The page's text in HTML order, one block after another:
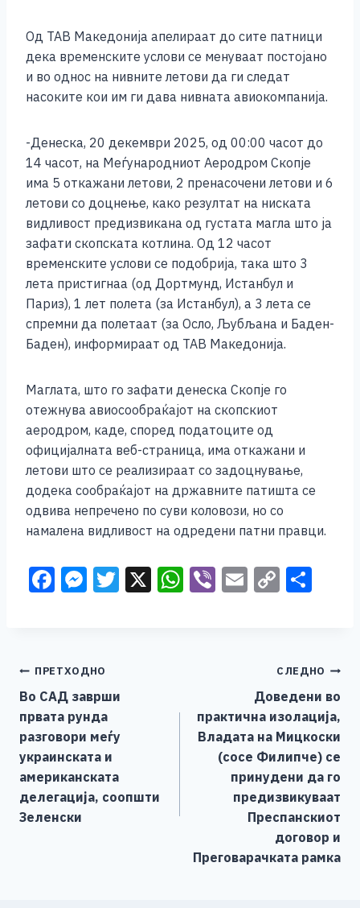
Од ТАВ Македонија апелираат до сите патници
дека временските услови се менуваат постојано
и во однос на нивните летови да ги следат
насоките кои им ги дава нивната авиокомпанија.
-Денеска, 20 декември 2025, од 00:00 часот до
14 часот, на Меѓународниот Аеродром Скопје
има 5 откажани летови, 2 пренасочени летови и 6
летови со доцнење, како резултат на ниската
видливост предизвикана од густата магла што ја
зафати скопската котлина. Од 12 часот
временските услови се подобрија, така што 3
лета пристигнаа (од Дортмунд, Истанбул и
Париз), 1 лет полета (за Истанбул), а 3 лета се
спремни да полетаат (за Осло, Љубљана и Баден-
Баден), информираат од ТАВ Македонија.
Маглата, што го зафати денеска Скопје го
отежнува авиосообраќајот на скопскиот
аеродром, каде, според податоците од
официјалната веб-страница, има откажани и
летови што се реализираат со задоцнување,
додека сообраќајот на државните патишта се
одвива непречено по суви коловози, но со
намалена видливост на одредени патни правци.
F
b
o
o
k
M
n
g
er
T X W
p
Vi E C
Li
n
k
Навигација
на
напис
ПРЕТХОДНО
Во САД заврши
првата рунда
разговори меѓу
украинската и
американската
делегација, соопшти
Зеленски
СЛЕДНО
Доведени во
практична изолација,
Владата на Мицкоски
(сосе Филипче) се
принудени да го
предизвикуваат
Преспанскиот
договор и
Преговарачката рамка